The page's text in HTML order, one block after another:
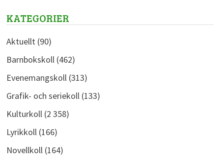
KATEGORIER
Aktuellt(90)
Barnbokskoll(462)
Evenemangskoll(313)
Grafik- och seriekoll(133)
Kulturkoll(2 358)
Lyrikkoll(166)
Novellkoll(164)